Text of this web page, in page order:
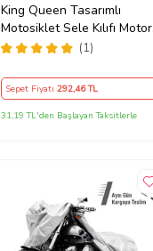
King Queen Tasarımlı
Motosiklet Sele Kılıfı Motor
Koltuk Brandası Siyah
(1)
Sepet Fiyatı 292,46 TL
31,19 TL'den Başlayan Taksitlerle